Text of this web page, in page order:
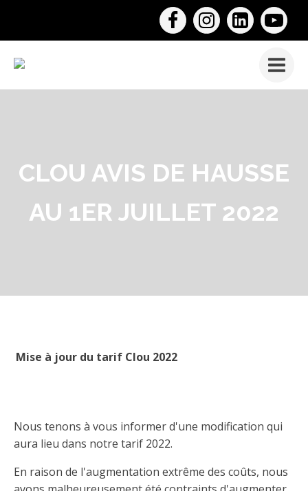
CLOU AVIS DE HAUSSE
AU 1ER JUILLET 2022
Mise à jour du tarif Clou 2022
Nous tenons à vous informer d'une modification qui
aura lieu dans notre tarif 2022.
En raison de l'augmentation extrême des coûts, nous